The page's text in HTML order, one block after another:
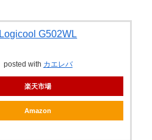
Logicool G502WL
posted with カエレバ
楽天市場
Amazon